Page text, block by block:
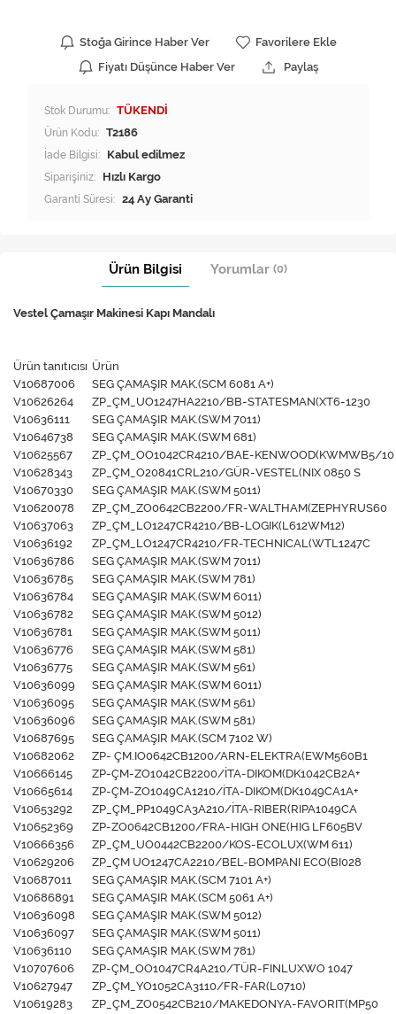
Stoğa Girince Haber Ver
Favorilere Ekle
Fiyatı Düşünce Haber Ver
Paylaş
Stok Durumu: TÜKENDİ
Ürün Kodu: T2186
İade Bilgisi:
Siparişiniz: Hızlı Kargo
Garanti Süresi: 24 Ay Garanti
Ürün Bilgisi Yorumlar (0)
Vestel Çamaşır Makinesi Kapı Mandalı
Ürün tanıtıcısı Ürün
V10687006
SEG ÇAMAŞIR MAK.(SCM 6081 A+)
V10626264
ZP_ÇM_UO1247HA2210/BB-STATESMAN(XT6-1230
V10636111
SEG ÇAMAŞIR MAK.(SWM 7011)
V10646738
SEG ÇAMAŞIR MAK.(SWM 681)
V10625567
ZP_ÇM_OO1042CR4210/BAE-KENWOOD(KWMWB5/10
V10628343
ZP_ÇM_O20841CRL210/GÜR-VESTEL(NIX 0850 S
V10670330
SEG ÇAMAŞIR MAK.(SWM 5011)
V10620078
ZP_ÇM_ZO0642CB2200/FR-WALTHAM(ZEPHYRUS60
V10637063
ZP_ÇM_LO1247CR4210/BB-LOGIK(L612WM12)
V10636192
ZP_ÇM_LO1247CR4210/FR-TECHNICAL(WTL1247C
V10636786
SEG ÇAMAŞIR MAK.(SWM 7011)
V10636785
SEG ÇAMAŞIR MAK.(SWM 781)
V10636784
SEG ÇAMAŞIR MAK.(SWM 6011)
V10636782
SEG ÇAMAŞIR MAK.(SWM 5012)
V10636781
SEG ÇAMAŞIR MAK.(SWM 5011)
V10636776
SEG ÇAMAŞIR MAK.(SWM 581)
V10636775
SEG ÇAMAŞIR MAK.(SWM 561)
V10636099
SEG ÇAMAŞIR MAK.(SWM 6011)
V10636095
SEG ÇAMAŞIR MAK.(SWM 561)
V10636096
SEG ÇAMAŞIR MAK.(SWM 581)
V10687695
SEG ÇAMAŞIR MAK.(SCM 7102 W)
V10682062
ZP- ÇM.IO0642CB1200/ARN-ELEKTRA(EWM560B1
V10666145
ZP-ÇM-ZO1042CB2200/İTA-DIKOM(DK1042CB2A+
V10665614
ZP-ÇM-ZO1049CA1210/İTA-DIKOM(DK1049CA1A+
V10653292
ZP_ÇM_PP1049CA3A210/İTA-RIBER(RIPA1049CA
V10652369
ZP-ZO0642CB1200/FRA-HIGH ONE(HIG LF605BV
V10666356
ZP_ÇM_UO0442CB2200/KOS-ECOLUX(WM 611)
V10629206
ZP_ÇM UO1247CA2210/BEL-BOMPANI ECO(BI028
V10687011
SEG ÇAMAŞIR MAK.(SCM 7101 A+)
V10686891
SEG ÇAMAŞIR MAK.(SCM 5061 A+)
V10636098
SEG ÇAMAŞIR MAK.(SWM 5012)
V10636097
SEG ÇAMAŞIR MAK.(SWM 5011)
V10636110
SEG ÇAMAŞIR MAK.(SWM 781)
V10707606
ZP-ÇM_OO1047CR4A210/TÜR-FINLUXWO 1047
V10627947
ZP_ÇM_YO1052CA3110/FR-FAR(L0710)
V10619283
ZP_ÇM_ZO0542CB210/MAKEDONYA-FAVORIT(MP50